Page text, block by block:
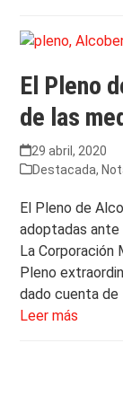
El Pleno
de las
29 abril, 2020
Destacada,
El Pleno de
adoptadas ante
La Corporación
Pleno
dado cuenta de
Leer más